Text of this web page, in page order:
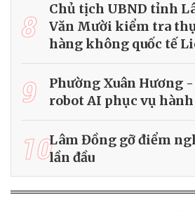
8
Chủ tịch UBND tỉnh
Văn Mười kiểm tra
hàng không quốc tế
9
Phường Xuân Hương
robot AI phục vụ
10Lâm Đồng gỡ điểm
lần đầu